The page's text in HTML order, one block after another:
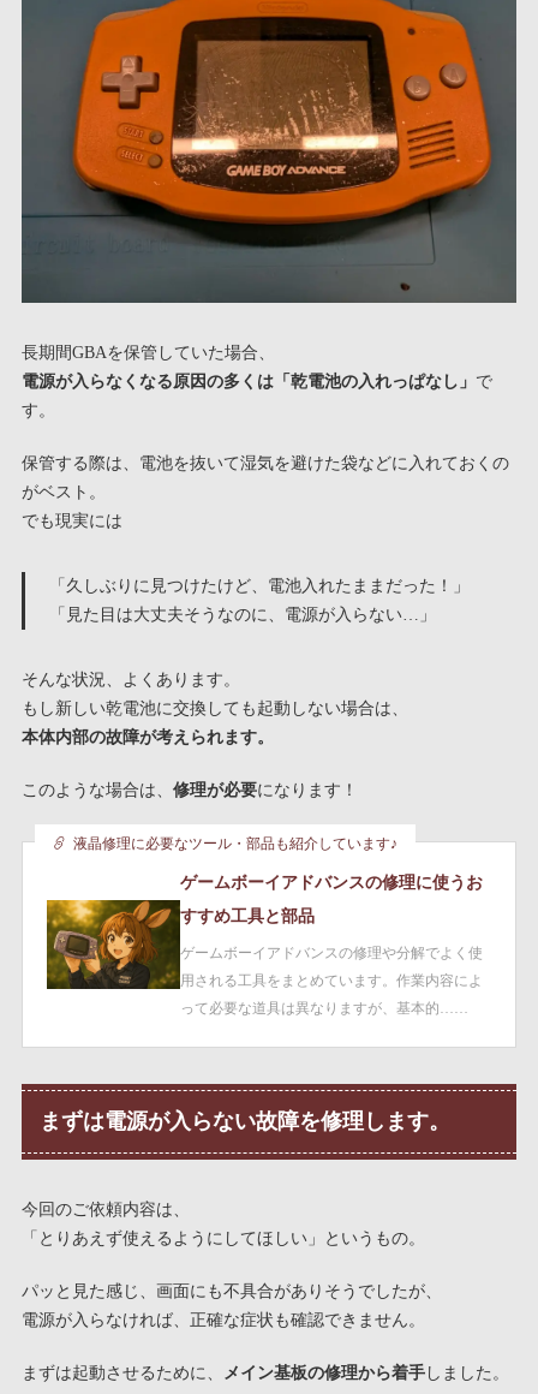
長期間GBAを保管していた場合、
電源が入らなくなる原因の多くは「乾電池の入れっぱなし」 で
す。
保管する際は、電池を抜いて湿気を避けた袋などに入れておくの
がベスト。
でも現実には
「久しぶりに見つけたけど、電池入れたままだった！」
「見た目は大丈夫そうなのに、電源が入らない…」
そんな状況、よくあります。
もし新しい乾電池に交換しても起動しない場合は、
本体内部の故障が考えられます。
このような場合は、 修理が必要になります！
液晶修理に必要なツール・部品も紹介しています♪
ゲームボーイアドバンスの修理に使うお
すすめ工具と部品
ゲームボーイアドバンスの修理や分解でよく使
用される工具をまとめています。作業内容によ
って必要な道具は異なりますが、基本的……
まずは電源が入らない故障を修理します。
今回のご依頼内容は、
「とりあえず使えるようにしてほしい」というもの。
パッと見た感じ、画面にも不具合がありそうでしたが、
電源が入らなければ、正確な症状も確認できません。
まずは起動させるために、 メイン基板の修理から着手しました。